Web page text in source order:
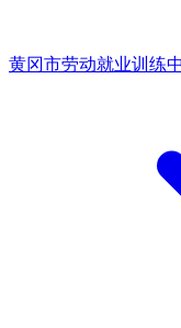
黄冈市劳动就业训练